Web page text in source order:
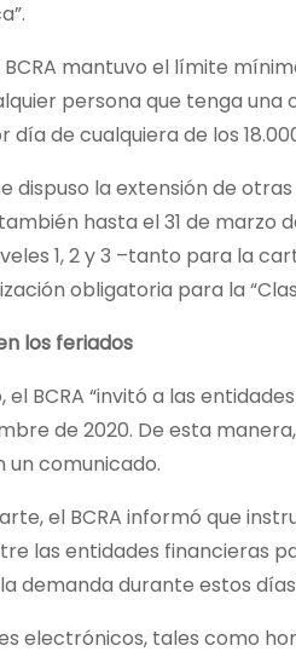
BCRA mantuvo el límite
persona que tenga
día de cualquiera de los
dispuso la extensión de
hasta el 31 de marzo
1, 2 y 3 –tanto para la
obligatoria para la
los feriados
el BCRA “invitó a las
de 2020. De esta
un comunicado.
el BCRA informó que
las entidades financieras
demanda durante estos
electrónicos, tales como